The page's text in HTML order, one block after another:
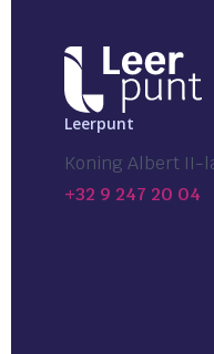
Leerpunt
Koning Albert II-
+32 9 247 20 04